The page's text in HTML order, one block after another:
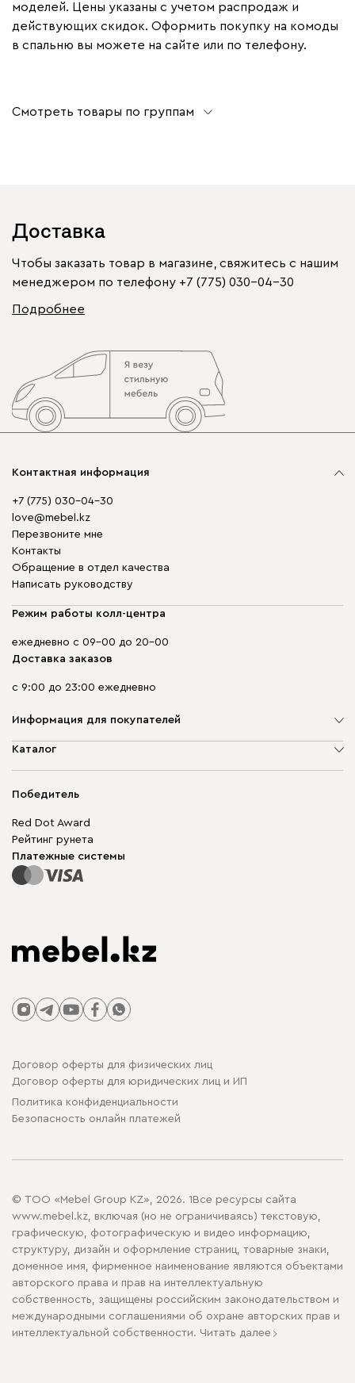
моделей. Цены указаны с учетом распродаж и
действующих скидок. Оформить покупку на комоды
в спальню вы можете на сайте или по телефону.
Смотреть товары по группам
Доставка
Чтобы заказать товар в магазине, свяжитесь с нашим
менеджером по телефону +7 (775) 030-04-30
Подробнее
Контактная информация
+7 (775) 030-04-30
love@mebel.kz
Перезвоните мне
Контакты
Обращение в отдел качества
Написать руководству
Режим работы колл-центра
ежедневно с 09-00 до 20-00
Доставка заказов
с 9:00 до 23:00 ежедневно
Информация для покупателей
О компании
Гарантия
Для бизнеса
Карта сайта
Каталог
Корпусная мебель
Модульная мебель
Столы и стулья
Победитель
Red Dot Award
Рейтинг рунета
Платежные системы
Договор оферты для физических лиц
Договор оферты для юридических лиц и ИП
Политика конфиденциальности
Безопасность онлайн платежей
© ТОО «Mebel Group KZ», 2026. 1Все ресурсы сайта
www.mebel.kz, включая (но не ограничиваясь) текстовую,
графическую, фотографическую и видео информацию,
структуру, дизайн и оформление страниц, товарные знаки,
доменное имя, фирменное наименование являются объектами
авторского права и прав на интеллектуальную
собственность, защищены российским законодательством и
международными соглашениями об охране авторских прав и
интеллектуальной собственности. Читать далее